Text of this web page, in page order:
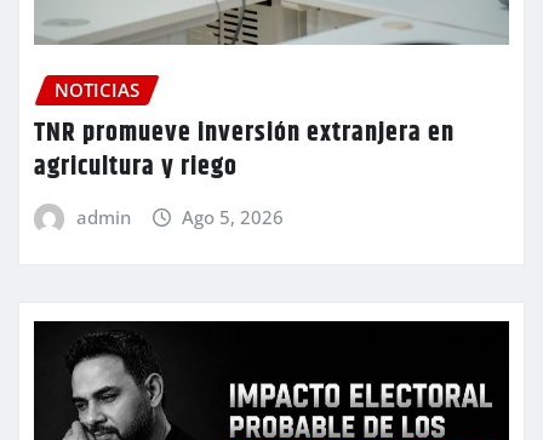
NOTICIAS
TNR promueve inversión extranjera en
agricultura y riego
admin Ago 5, 2026